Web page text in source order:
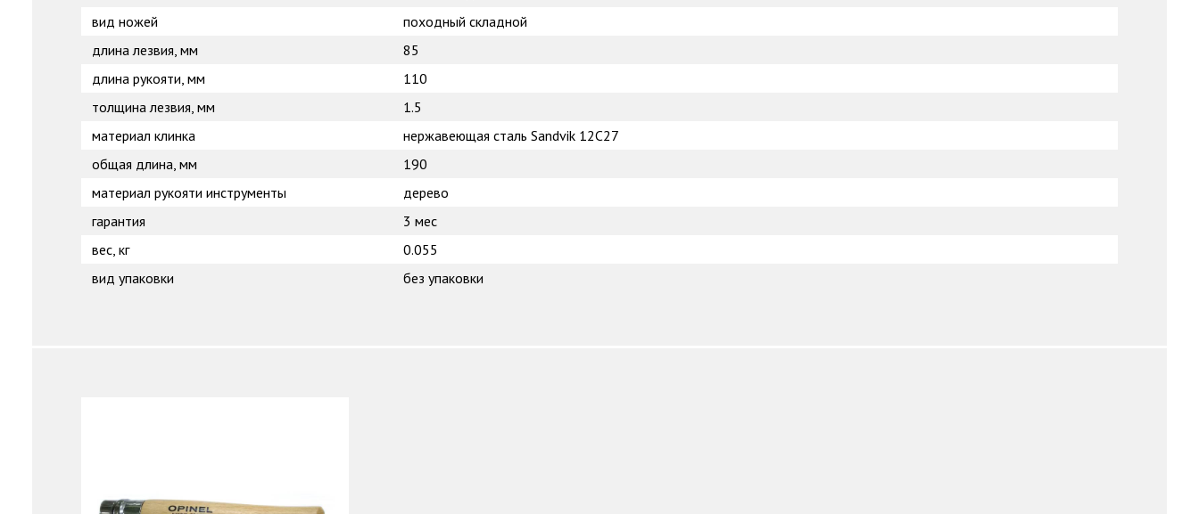
вид ножей
походный складной
длина лезвия, мм
85
длина рукояти, мм
110
толщина лезвия, мм
1.5
материал клинка
нержавеющая сталь Sandvik 12C27
общая длина, мм
190
материал рукояти инструменты
дерево
гарантия
3 мес
вес, кг
0.055
вид упаковки
без упаковки